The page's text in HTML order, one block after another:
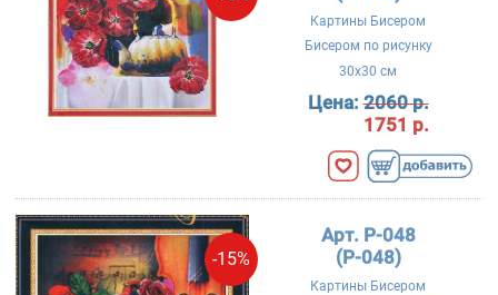
Картины Бисером
Бисером по рисунку
30x30 см
Цена:2060 р.
1751 р.
-15%
Арт. P-048
(Р-048)
Картины Бисером